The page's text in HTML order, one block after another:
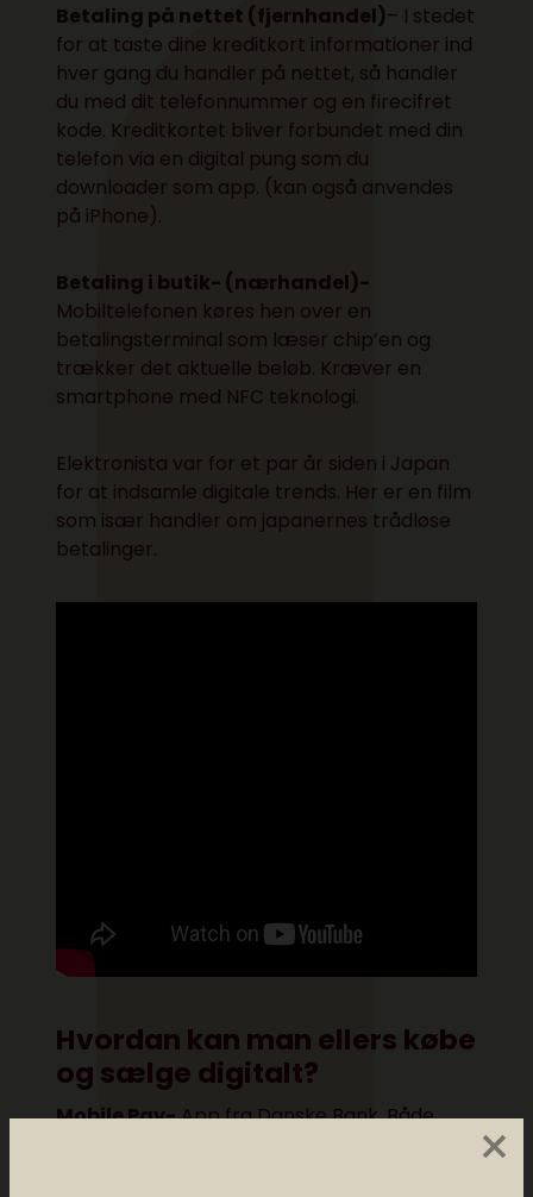
×
Betaling på nettet (fjernhandel)– I stedet
for at taste dine kreditkort informationer ind
hver gang du handler på nettet, så handler
du med dit telefonnummer og en firecifret
kode. Kreditkortet bliver forbundet med din
telefon via en digital pung som du
downloader som app. (kan også anvendes
på iPhone).
Betaling i butik- (nærhandel)-
Mobiltelefonen køres hen over en
betalingsterminal som læser chip’en og
trækker det aktuelle beløb. Kræver en
smartphone med NFC teknologi.
Elektronista var for et par år siden i Japan
for at indsamle digitale trends. Her er en film
som især handler om japanernes trådløse
betalinger.
Hvordan kan man ellers købe
og sælge digitalt?
Mobile Pay-App fra Danske Bank. Både